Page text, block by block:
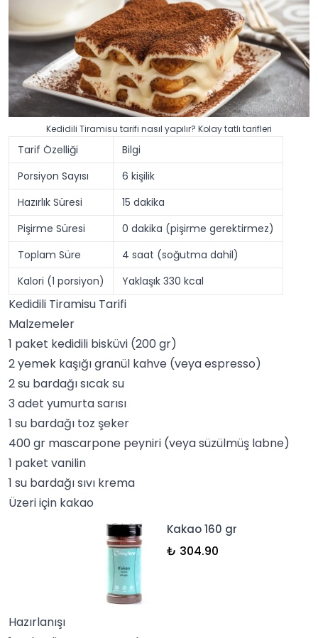
Kedidili Tiramisu tarifi nasıl yapılır? Kolay tatlı tarifleri
Tarif Özelliği
Bilgi
Porsiyon Sayısı
6 kişilik
Hazırlık Süresi
15 dakika
Pişirme Süresi
0 dakika (pişirme gerektirmez)
Toplam Süre
4 saat (soğutma dahil)
Kalori (1 porsiyon)
Yaklaşık 330 kcal
Kedidili Tiramisu Tarifi
Malzemeler
1 paket kedidili bisküvi (200 gr)
2 yemek kaşığı granül kahve (veya espresso)
2 su bardağı sıcak su
3 adet yumurta sarısı
1 su bardağı toz şeker
400 gr mascarpone peyniri (veya süzülmüş labne)
1 paket vanilin
1 su bardağı sıvı krema
Üzeri için kakao
Kakao 160 gr
₺ 304.90
Hazırlanışı